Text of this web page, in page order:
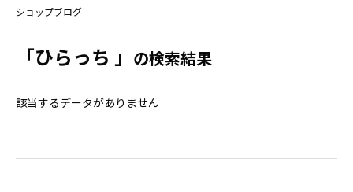
ショップブログ
「ひらっち 」 の検索結果
該当するデータがありません